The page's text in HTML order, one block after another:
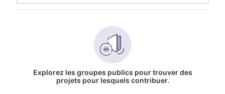
Explorez les groupes publics pour trouver des
projets pour lesquels contribuer.